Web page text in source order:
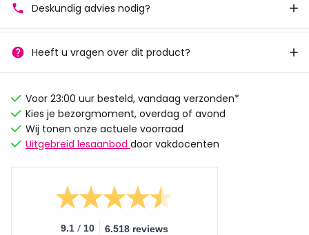
Deskundig advies nodig?
Heeft u vragen over dit product?
Voor 23:00 uur besteld, vandaag verzonden*
Kies je bezorgmoment, overdag of avond
Wij tonen onze actuele voorraad
Uitgebreid lesaanbod door vakdocenten
9.1 / 10 6.518 reviews